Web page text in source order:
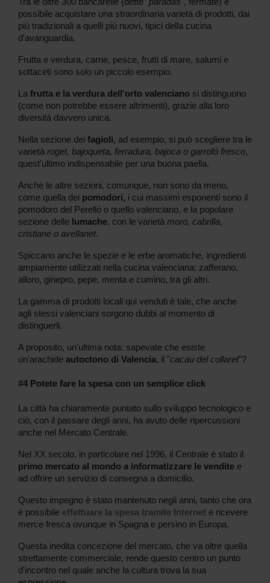
Tra le oltre 300 bancarelle (dette "paradas", fermate) è
possibile acquistare una straordinaria varietà di prodotti, dai
più tradizionali a quelli più nuovi, tipici della cucina
d'avanguardia.
Frutta e verdura, carne, pesce, frutti di mare, salumi e
sottaceti sono solo un piccolo esempio.
La frutta e la verdura dell'orto valenciano si distinguono
(come non potrebbe essere altrimenti), grazie alla loro
diversità davvero unica.
Nella sezione dei fagioli, ad esempio, si può scegliere tra le
varietà roget, bajoqueta, ferradura, bajoca o garrofó fresco,
quest'ultimo indispensabile per una buona paella.
Anche le altre sezioni, comunque, non sono da meno,
come quella dei pomodori, i cui massimi esponenti sono il
pomodoro del Perelló o quello valenciano, e la popolare
sezione delle lumache, con le varietà moro, cabrilla,
cristiane o avellanet.
Spiccano anche le spezie e le erbe aromatiche, ingredienti
ampiamente utilizzati nella cucina valenciana: zafferano,
alloro, ginepro, pepe, menta e cumino, tra gli altri.
La gamma di prodotti locali qui venduti è tale, che anche
agli stessi valenciani sorgono dubbi al momento di
distinguerli.
A proposito, un'ultima nota: sapevate che esiste
un'arachide autoctono di Valencia, il "cacau del collaret"?
#4 Potete fare la spesa con un semplice click
La città ha chiaramente puntato sullo sviluppo tecnologico e
ciò, con il passare degli anni, ha avuto delle ripercussioni
anche nel Mercato Centrale.
Nel XX secolo, in particolare nel 1996, il Centrale è stato il
primo mercato al mondo a informatizzare le vendite e
ad offrire un servizio di consegna a domicilio.
Questo impegno è stato mantenuto negli anni, tanto che ora
è possibile effettuare la spesa tramite Internet e ricevere
merce fresca ovunque in Spagna e persino in Europa.
Questa inedita concezione del mercato, che va oltre quella
strettamente commerciale, rende questo centro un punto
d'incontro nel quale anche la cultura trova la sua